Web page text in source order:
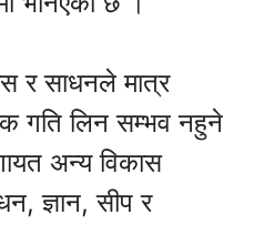
र साधनले मात्र
गति लिन सम्भव नहुने
अन्य विकास
ज्ञान, सीप र